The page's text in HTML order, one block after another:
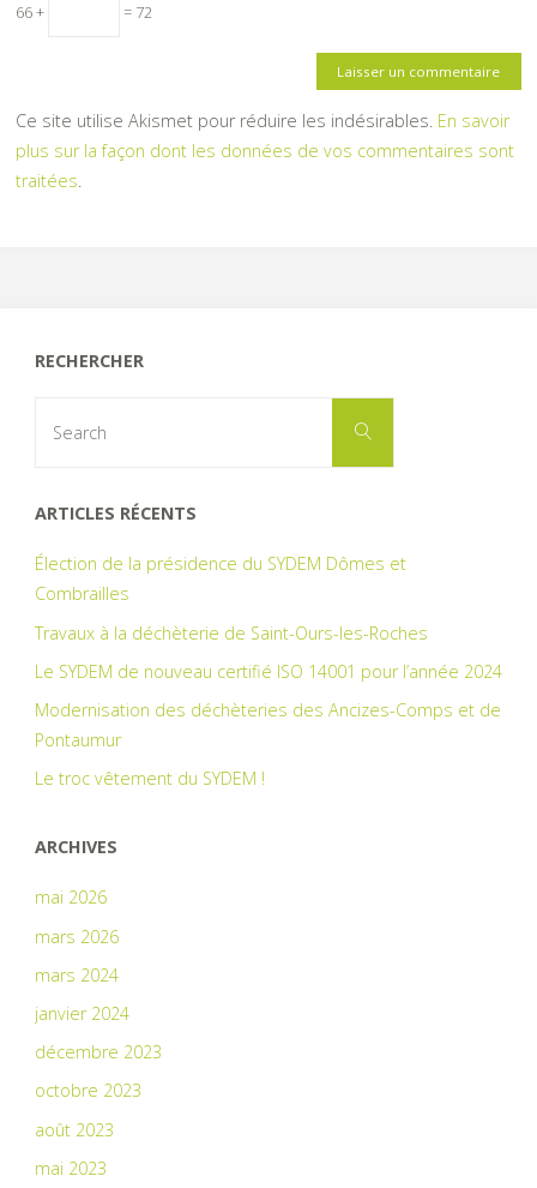
66 +
= 72
Ce site utilise Akismet pour réduire les indésirables. En savoir
plus sur la façon dont les données de vos commentaires sont
traitées.
RECHERCHER
Search
ARTICLES RÉCENTS
Élection de la présidence du SYDEM Dômes et
Combrailles
Travaux à la déchèterie de Saint-Ours-les-Roches
Le SYDEM de nouveau certifié ISO 14001 pour l’année 2024
Modernisation des déchèteries des Ancizes-Comps et de
Pontaumur
Le troc vêtement du SYDEM !
ARCHIVES
mai 2026
mars 2026
mars 2024
janvier 2024
décembre 2023
octobre 2023
août 2023
mai 2023